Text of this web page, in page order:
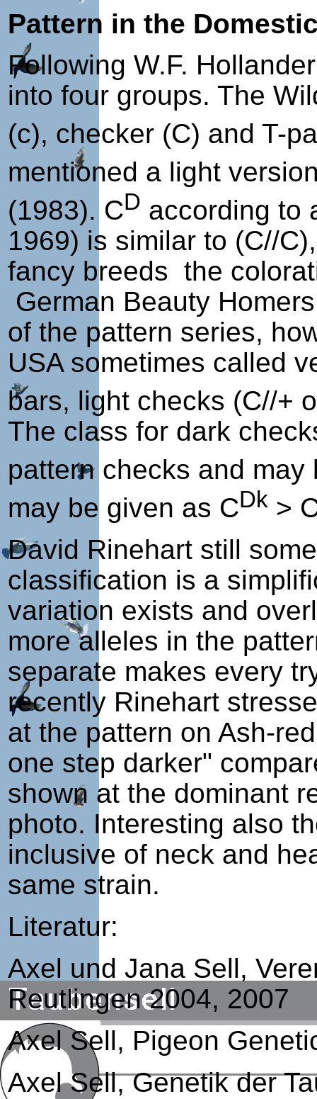
Pattern in the
Following W.F.
into four groups. The
(c), checker (C) and T-
mentioned a light
(1983). CD according to
1969) is similar to (C//
fancy breeds the
German Beauty
of the pattern series,
USA sometimes called
bars, light checks (C//+
The class for dark
pattern checks and may
may be given as CDk >
David Rinehart still
classification is a
variation exists and
more alleles in the
separate makes every
recently Rinehart
at the pattern on Ash-
one step darker"
shown at the dominant
photo. Interesting also
inclusive of neck and
same strain.
Literatur:
Axel und Jana Sell,
Reutlingen 2004, 2007
Axel Sell, Pigeon
Axel Sell, Genetik der